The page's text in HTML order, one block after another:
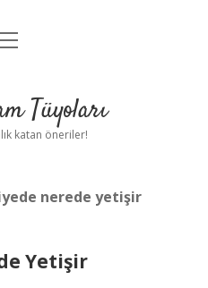
UyarıTüyoları
katan öneriler!
nerede yetişir
Yetişir